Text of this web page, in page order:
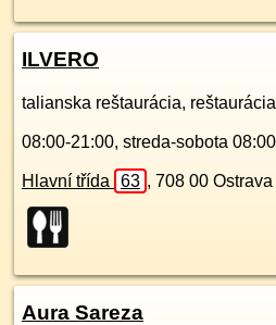
ILVERO
talianska reštaurácia,
08:00-21:00, streda-sobota
Hlavní třída 63 , 708 00 Ostrava
Aura Sareza